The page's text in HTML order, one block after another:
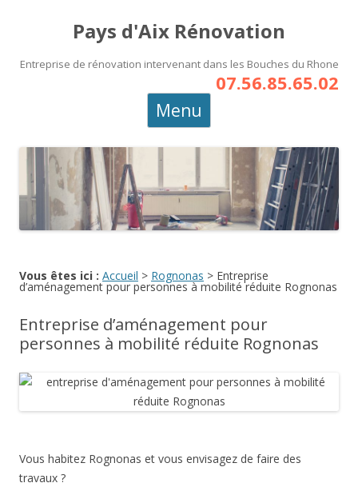
Pays d'Aix Rénovation
Entreprise de rénovation intervenant dans les Bouches du Rhone
07.56.85.65.02
Menu
Vous êtes ici : Accueil > Rognonas > Entreprise
d’aménagement pour personnes à mobilité réduite Rognonas
Entreprise d’aménagement pour
personnes à mobilité réduite Rognonas
Vous habitez Rognonas et vous envisagez de faire des
travaux ?